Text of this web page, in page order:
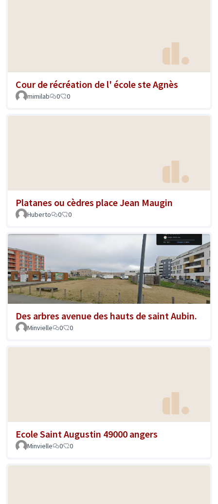
Cour de récréation de l' école ste Agnès
mimilab 0 0
Platanes ou cèdres place Jean Maugin
Huberto 0 0
Des arbres avenue des hauts de saint Aubin.
Minvielle 0 0
Ecole Saint Augustin 49000 angers
Minvielle 0 0